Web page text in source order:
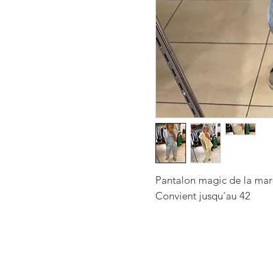
Pantalon magic de la
Convient jusqu'au 42